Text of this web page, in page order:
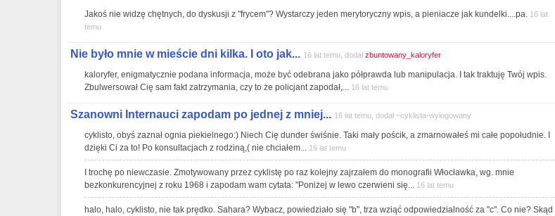
Jakoś nie widzę chętnych, do dyskusji z "frycem"? Wystarczy jeden merytoryczny wpis, a pieniacze jak kundelki....pa. 16 lat
temu
Nie było mnie w mieście dni kilka. I oto jak... 16 lat temu, dodał zbuntowany_kaloryfer
kaloryfer, enigmatycznie podana informacja, może być odebrana jako półprawda lub manipulacja. I tak traktuję Twój wpis.
Zbulwersował Cię sam fakt zatrzymania, czy to że policjant zapodał,... 16 lat temu
Szanowni Internauci zapodam po jednej z mniej... 16 lat temu, dodał ~cyklista-wylogowany
cyklisto, obyś zaznał ognia piekielnego:) Niech Cię dunder świśnie. Taki mały pościk, a zmarnowałeś mi całe popołudnie. I
dzięki Ci za to! Po konsultacjach z rodziną,( nie chciałem... 16 lat temu
I trochę po niewczasie. Zmotywowany przez cyklistę po raz kolejny zajrzałem do monografii Włocławka, wg. mnie
bezkonkurencyjnej z roku 1968 i zapodam wam cytata: "Poniżej w lewo czerwieni się... 16 lat temu
halo, halo, cyklisto, nie tak prędko. Sahara? Wybacz, powiedziało się "b", trza wziąć odpowiedzialność za "c". Co nie? Skąd